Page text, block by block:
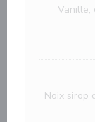
Vanille,
Noix sirop